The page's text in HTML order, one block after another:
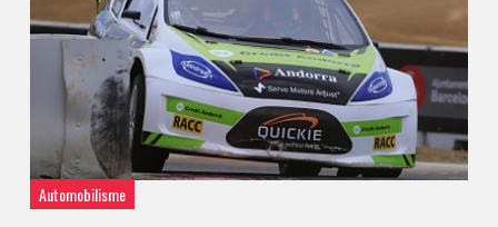
Automobilisme